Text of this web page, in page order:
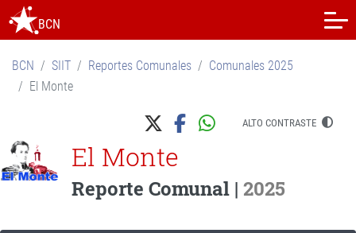
BCN
BCN SIIT Reportes Comunales
Comunales 2025
El Monte
ALTO CONTRASTE
El Monte
Reporte Comunal | 2025